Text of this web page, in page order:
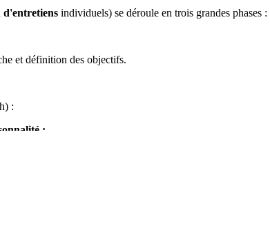
d'entretiens individuels) se déroule en trois grandes phases :
et définition des objectifs.
:
: